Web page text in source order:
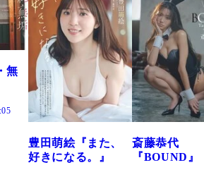
斎藤恭代
『BOUND』
咲田ゆな
『Sunflower』